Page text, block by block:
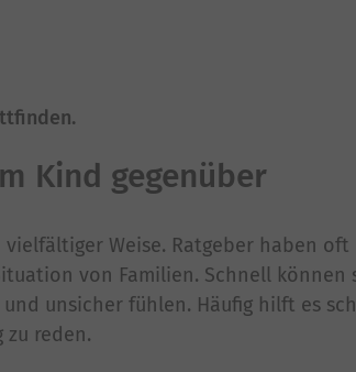
Kind gegenüber
Weise. Ratgeber haben oft
von Familien. Schnell können
unsicher fühlen. Häufig hilft es
zu reden.